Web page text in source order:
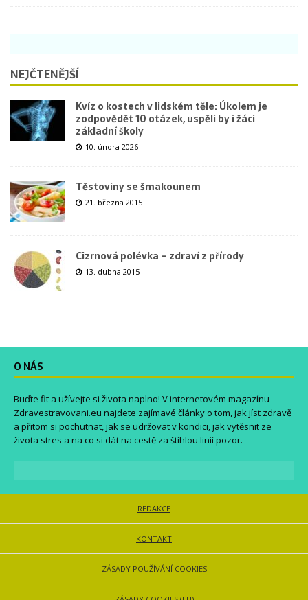
NEJČTENĚJŠÍ
Kvíz o kostech v lidském těle: Úkolem je
zodpovědět 10 otázek, uspěli by i žáci
základní školy
10. února 2026
Těstoviny se šmakounem
21. března 2015
Cizrnová polévka – zdraví z přírody
13. dubna 2015
O NÁS
Buďte fit a užívejte si života naplno! V internetovém magazínu
Zdravestravovani.eu najdete zajímavé články o tom, jak jíst zdravě
a přitom si pochutnat, jak se udržovat v kondici, jak vytěsnit ze
života stres a na co si dát na cestě za štíhlou linií pozor.
REDAKCE
KONTAKT
ZÁSADY POUŽÍVÁNÍ COOKIES